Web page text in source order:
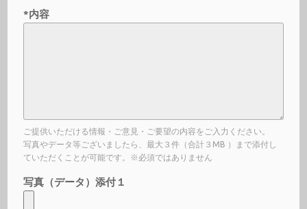
*内容
ご提供いただける情報・ご意見・ご要望の内容をご入力ください。
写真やデータ等ございましたら、最大３件（合計３MB ）まで添付し
ていただくことが可能です。※必須ではありません
写真（データ）添付１